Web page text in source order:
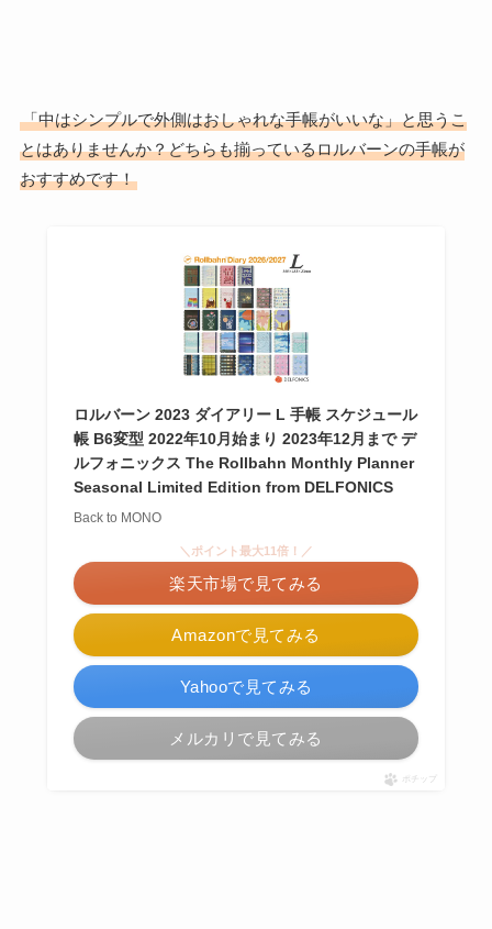
「中はシンプルで外側はおしゃれな手帳がいいな」と思うこ
とはありませんか？どちらも揃っているロルバーンの手帳が
おすすめです！
ロルバーン 2023 ダイアリー L 手帳 スケジュール
帳 B6変型 2022年10月始まり 2023年12月まで デ
ルフォニックス The Rollbahn Monthly Planner
Seasonal Limited Edition from DELFONICS
Back to MONO
Amazonで見てみる
＼ポイント最大11倍！／
楽天市場で見てみる
Yahooで見てみる
メルカリで見てみる
ポチップ